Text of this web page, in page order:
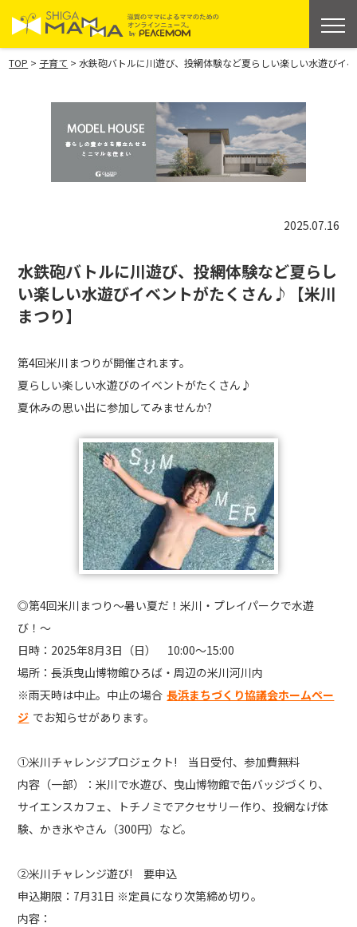
TOP > 子育て >水鉄砲バトルに川遊び、投網体験など夏らしい楽しい水遊びイ
2025.07.16
水鉄砲バトルに川遊び、投網体験など夏らし
い楽しい水遊びイベントがたくさん♪【米川
まつり】
第4回米川まつりが開催されます。
夏らしい楽しい水遊びのイベントがたくさん♪
夏休みの思い出に参加してみませんか?
◎第4回米川まつり〜暑い夏だ！米川・プレイパークで水遊
び！〜
日時：2025年8月3日（日） 10:00～15:00
場所：長浜曳山博物館ひろば・周辺の米川河川内
※雨天時は中止。中止の場合 長浜まちづくり協議会ホームペー
ジ でお知らせがあります。
①米川チャレンジプロジェクト! 当日受付、参加費無料
内容（一部）：米川で水遊び、曳山博物館で缶バッジづくり、
サイエンスカフェ、トチノミでアクセサリー作り、投網なげ体
験、かき氷やさん（300円）など。
②米川チャレンジ遊び! 要申込
申込期限：7月31日 ※定員になり次第締め切り。
内容：